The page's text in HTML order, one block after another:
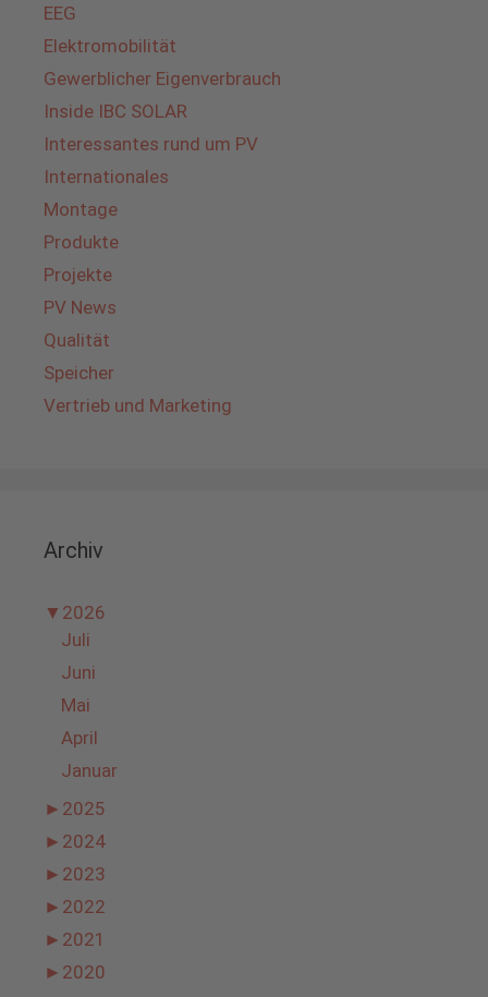
EEG
Elektromobilität
Gewerblicher Eigenverbrauch
Inside IBC SOLAR
Interessantes rund um PV
Internationales
Montage
Produkte
Projekte
PV News
Qualität
Speicher
Vertrieb und Marketing
Archiv
▼ 2026
Juli
Juni
Mai
April
Januar
► 2025
► 2024
► 2023
► 2022
► 2021
► 2020